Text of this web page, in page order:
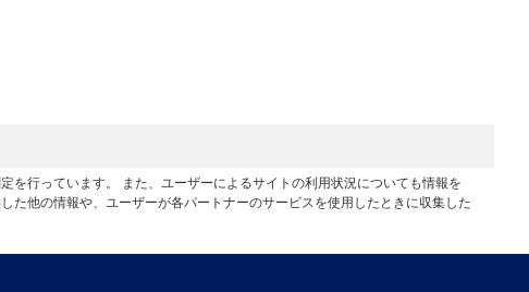
行っています。 また、ユーザーによるサイトの利用状況についても情報を
た他の情報や、ユーザーが各パートナーのサービスを使用したときに収集した